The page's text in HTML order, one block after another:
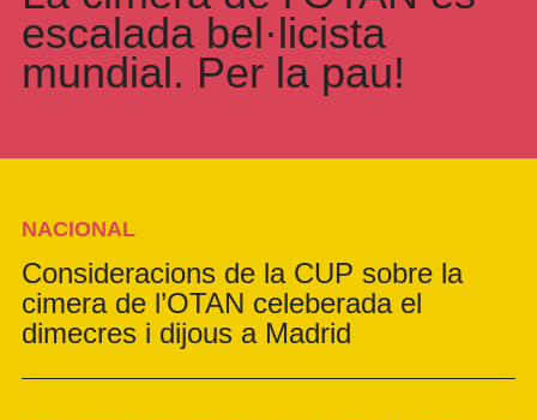
escalada bel·licista
mundial. Per la pau!
NACIONAL
Consideracions de la CUP sobre la
cimera de l’OTAN celeberada el
dimecres i dijous a Madrid